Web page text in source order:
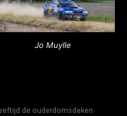
Jo Muylle
de ouderdomsdeken